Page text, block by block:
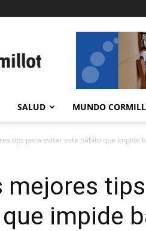
SALUD MUNDO
tips para evitar este hábito que impide
mejores
impide